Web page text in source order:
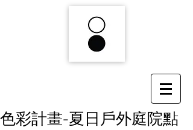
色彩計畫-夏日戶外庭院點